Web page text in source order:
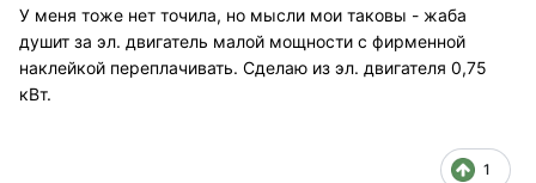
У меня тоже нет точила, но мысли мои таковы - жаба
душит за эл. двигатель малой мощности с фирменной
наклейкой переплачивать. Сделаю из эл. двигателя 0,75
кВт.
1